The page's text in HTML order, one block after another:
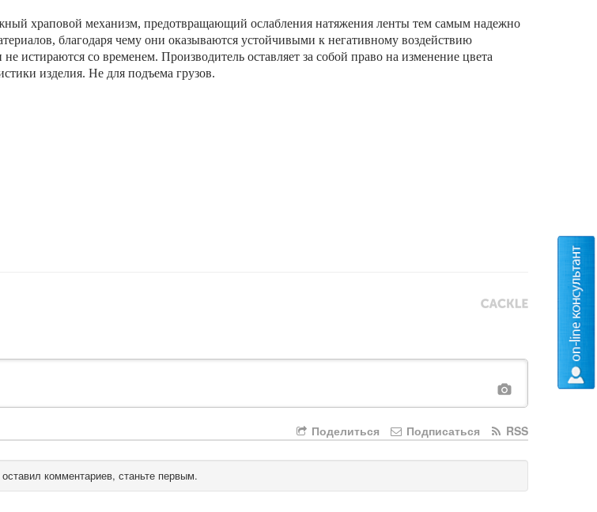
храповой механизм, предотвращающий ослабления натяжения ленты тем самым надежно
благодаря чему они оказываются устойчивыми к негативному воздействию
истираются со временем. Производитель оставляет за собой право на изменение цвета
изделия. Не для подъема грузов.
RSS
Подписаться
Поделиться
комментариев, станьте первым.